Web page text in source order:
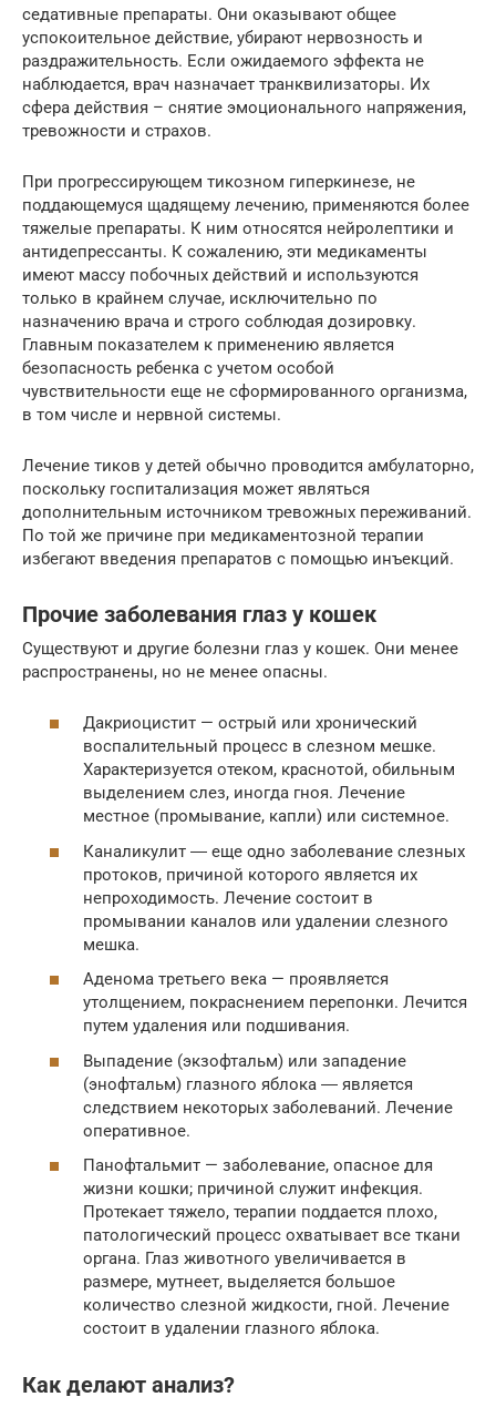
седативные препараты. Они оказывают общее
успокоительное действие, убирают нервозность и
раздражительность. Если ожидаемого эффекта не
наблюдается, врач назначает транквилизаторы. Их
сфера действия – снятие эмоционального напряжения,
тревожности и страхов.
При прогрессирующем тикозном гиперкинезе, не
поддающемуся щадящему лечению, применяются более
тяжелые препараты. К ним относятся нейролептики и
антидепрессанты. К сожалению, эти медикаменты
имеют массу побочных действий и используются
только в крайнем случае, исключительно по
назначению врача и строго соблюдая дозировку.
Главным показателем к применению является
безопасность ребенка с учетом особой
чувствительности еще не сформированного организма,
в том числе и нервной системы.
Лечение тиков у детей обычно проводится амбулаторно,
поскольку госпитализация может являться
дополнительным источником тревожных переживаний.
По той же причине при медикаментозной терапии
избегают введения препаратов с помощью инъекций.
Прочие заболевания глаз у кошек
Существуют и другие болезни глаз у кошек. Они менее
распространены, но не менее опасны.
Дакриоцистит — острый или хронический
воспалительный процесс в слезном мешке.
Характеризуется отеком, краснотой, обильным
выделением слез, иногда гноя. Лечение
местное (промывание, капли) или системное.
Каналикулит ― еще одно заболевание слезных
протоков, причиной которого является их
непроходимость. Лечение состоит в
промывании каналов или удалении слезного
мешка.
Аденома третьего века — проявляется
утолщением, покраснением перепонки. Лечится
путем удаления или подшивания.
Выпадение (экзофтальм) или западение
(энофтальм) глазного яблока ― является
следствием некоторых заболеваний. Лечение
оперативное.
Панофтальмит — заболевание, опасное для
жизни кошки; причиной служит инфекция.
Протекает тяжело, терапии поддается плохо,
патологический процесс охватывает все ткани
органа. Глаз животного увеличивается в
размере, мутнеет, выделяется большое
количество слезной жидкости, гной. Лечение
состоит в удалении глазного яблока.
Как делают анализ?